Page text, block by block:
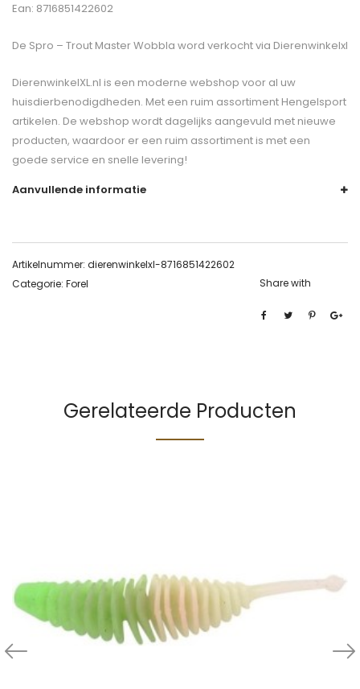
Ean: 8716851422602
De Spro – Trout Master Wobbla word verkocht via Dierenwinkelxl
DierenwinkelXL.nl is een moderne webshop voor al uw
huisdierbenodigdheden. Met een ruim assortiment Hengelsport
artikelen. De webshop wordt dagelijks aangevuld met nieuwe
producten, waardoor er een ruim assortiment is met een
goede service en snelle levering!
Aanvullende informatie
Artikelnummer: dierenwinkelxl-8716851422602
Categorie: Forel Share with
Gerelateerde Producten